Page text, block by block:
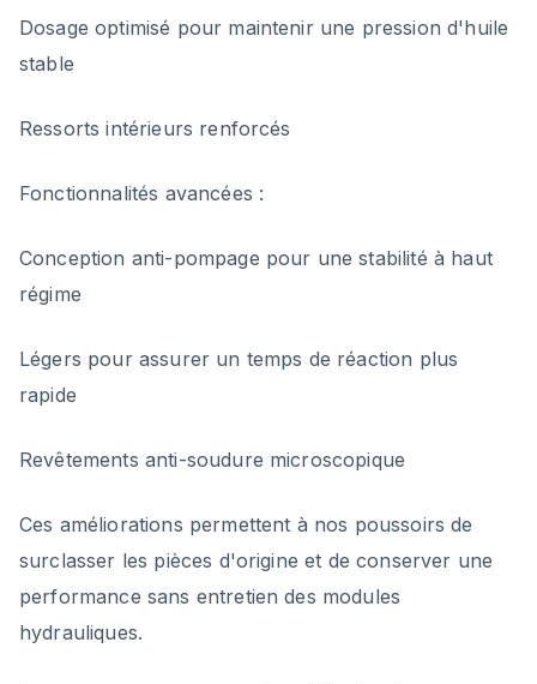
Dosage optimisé pour maintenir une pression d'huile
stable
Ressorts intérieurs renforcés
Fonctionnalités avancées :
Conception anti-pompage pour une stabilité à haut
régime
Légers pour assurer un temps de réaction plus
rapide
Revêtements anti-soudure microscopique
Ces améliorations permettent à nos poussoirs de
surclasser les pièces d'origine et de conserver une
performance sans entretien des modules
hydrauliques.